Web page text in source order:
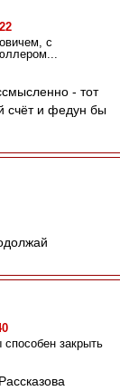
с
- тот
счёт и федун бы
закрыть